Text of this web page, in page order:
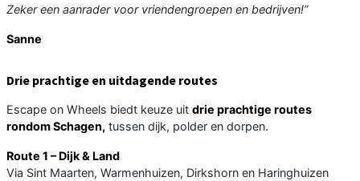
Zeker een aanrader voor vriendengroepen en bedrijven!”
Sanne
Drie prachtige en uitdagende routes
Escape on Wheels biedt keuze uit drie prachtige routes
rondom Schagen, tussen dijk, polder en dorpen.
Route 1 – Dijk & Land
Via Sint Maarten, Warmenhuizen, Dirkshorn en Haringhuizen